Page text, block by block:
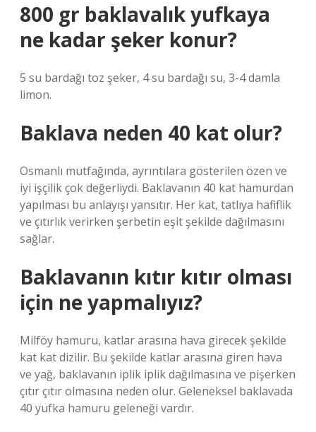
800 gr baklavalık yufkaya
ne kadar şeker konur?
5 su bardağı toz şeker, 4 su bardağı su, 3-4 damla
limon.
Baklava neden 40 kat olur?
Osmanlı mutfağında, ayrıntılara gösterilen özen ve
iyi işçilik çok değerliydi. Baklavanın 40 kat hamurdan
yapılması bu anlayışı yansıtır. Her kat, tatlıya hafiflik
ve çıtırlık verirken şerbetin eşit şekilde dağılmasını
sağlar.
Baklavanın kıtır kıtır olması
için ne yapmalıyız?
Milföy hamuru, katlar arasına hava girecek şekilde
kat kat dizilir. Bu şekilde katlar arasına giren hava
ve yağ, baklavanın iplik iplik dağılmasına ve pişerken
çıtır çıtır olmasına neden olur. Geleneksel baklavada
40 yufka hamuru geleneği vardır.